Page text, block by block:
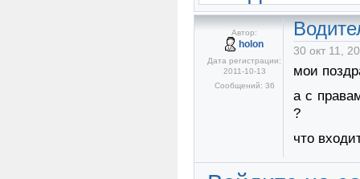
Автор:
holon
Дата регистрации:
2011-10-13
Сообщений: 36
30 окт 11,
мои
а с
?
что